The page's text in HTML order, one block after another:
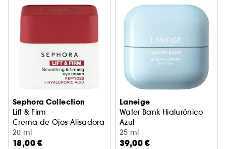
Sephora Collection
Lift & Firm
Crema de Ojos Alisadora Y Reafirmante
20 ml
18,00 €
Laneige
Water Bank Hialurónico
Azul
Crema Contorno de Ojos
25 ml
39,00 €